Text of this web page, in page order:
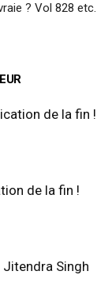
? Vol 828 etc.
de la fin !
de la fin !
Jitendra Singh